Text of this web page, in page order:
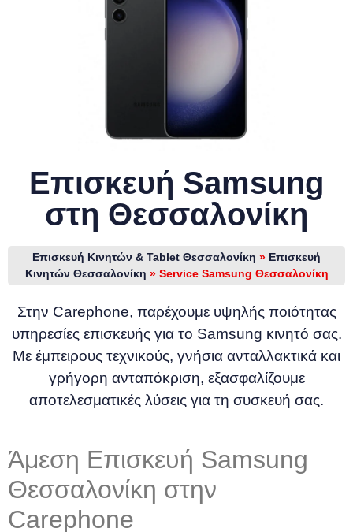
Επισκευή Samsung
στη Θεσσαλονίκη
Επισκευή Κινητών & Tablet Θεσσαλονίκη » Επισκευή
Κινητών Θεσσαλονίκη » Service Samsung Θεσσαλονίκη
Στην Carephone, παρέχουμε υψηλής ποιότητας
υπηρεσίες επισκευής για το Samsung κινητό σας.
Με έμπειρους τεχνικούς, γνήσια ανταλλακτικά και
γρήγορη ανταπόκριση, εξασφαλίζουμε
αποτελεσματικές λύσεις για τη συσκευή σας.
Άμεση Επισκευή Samsung
Θεσσαλονίκη στην
Carephone